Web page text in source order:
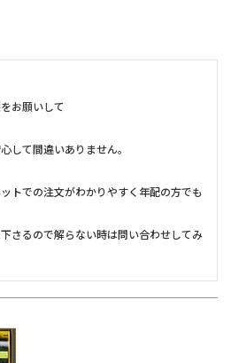
お願いして
して間違いありません。
トでの注文がわかりやすく年配の方でも
さるので解らない時は問い合わせしてみ